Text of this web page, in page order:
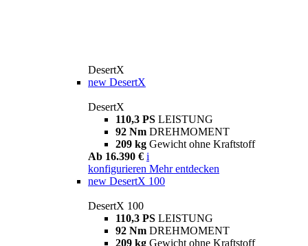
DesertX
new DesertX
DesertX
110,3 PS LEISTUNG
92 Nm DREHMOMENT
209 kg Gewicht ohne Kraftstoff
Ab 16.390 € i
konfigurieren Mehr entdecken
new DesertX 100
DesertX 100
110,3 PS LEISTUNG
92 Nm DREHMOMENT
209 kg Gewicht ohne Kraftstoff